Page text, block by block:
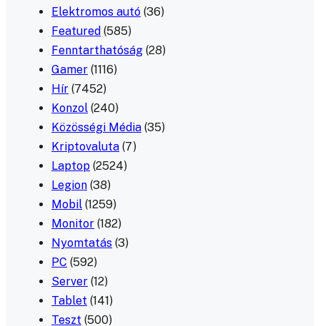
Elektromos autó (36)
Featured (585)
Fenntarthatóság (28)
Gamer (1116)
Hír (7452)
Konzol (240)
Közösségi Média (35)
Kriptovaluta (7)
Laptop (2524)
Legion (38)
Mobil (1259)
Monitor (182)
Nyomtatás (3)
PC (592)
Server (12)
Tablet (141)
Teszt (500)